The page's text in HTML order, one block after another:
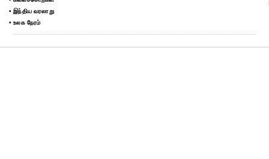
• இந்திய வரலாறு
• உலக நேரம்